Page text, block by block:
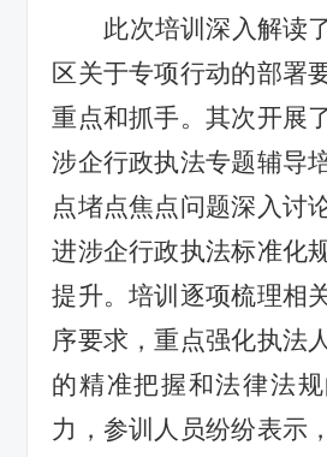
此次培训深入解读
区关于专项行动的部署
重点和抓手。其次开展
涉企行政执法专题辅导
点堵点焦点问题深入讨
进涉企行政执法标准化
提升。培训逐项梳理相
序要求，重点强化执法
的精准把握和法律法
力，参训人员纷纷表示